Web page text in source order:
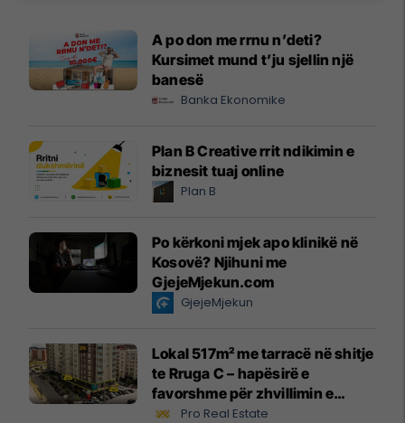
A po don me rrnu n’deti?
Kursimet mund t’ju sjellin një
banesë
Banka Ekonomike
Plan B Creative rrit ndikimin e
biznesit tuaj online
Plan B
Po kërkoni mjek apo klinikë në
Kosovë? Njihuni me
GjejeMjekun.com
GjejeMjekun
Lokal 517m² me tarracë në shitje
te Rruga C – hapësirë e
favorshme për zhvillimin e
biznesit #15796
Pro Real Estate